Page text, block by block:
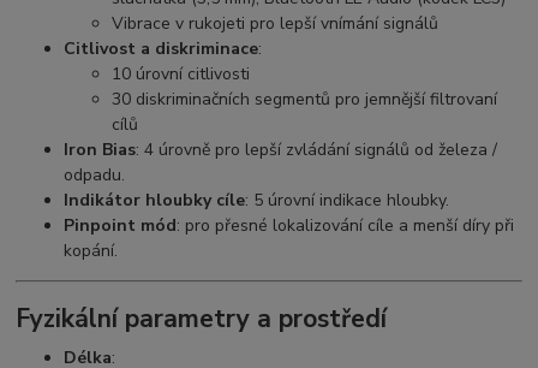
Vibrace v rukojeti pro lepší vnímání signálů
Citlivost a diskriminace:
10 úrovní citlivosti
30 diskriminačních segmentů pro jemnější filtrovaní
cílů
Iron Bias: 4 úrovně pro lepší zvládání signálů od železa /
odpadu.
Indikátor hloubky cíle: 5 úrovní indikace hloubky.
Pinpoint mód: pro přesné lokalizování cíle a menší díry při
kopání.
Fyzikální parametry a prostředí
Délka: